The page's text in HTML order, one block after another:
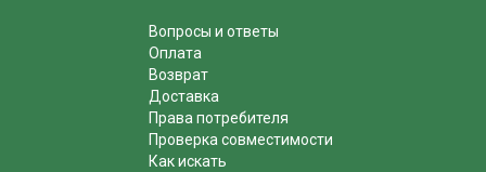
Вопросы и ответы
Оплата
Возврат
Доставка
Права потребителя
Проверка совместимости
Как искать